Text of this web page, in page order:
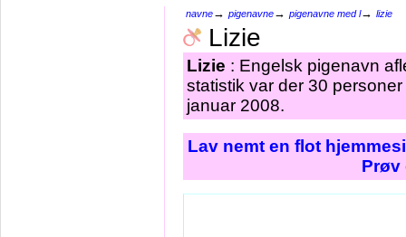
navne→ pigenavne→ pigenavne med l→ lizie
Lizie
Lizie : Engelsk pigenavn
statistik var der 30
januar 2008.
Lav nemt en flot
Prøv